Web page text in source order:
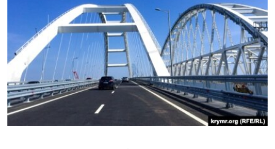
СОВЕТЫ ПРАВОЗАЩИТНИКОВ
ПРОПАВШИЕ БЕЗ ВЕСТИ
ПОБЕДИТЕЛЕЙ НЕ СУДЯТ?
КРЫМ.НЕПОКОРЕННЫЙ
ELIFBE
Qırımtatar
ПРИСОЕДИНЯЙТЕСЬ!